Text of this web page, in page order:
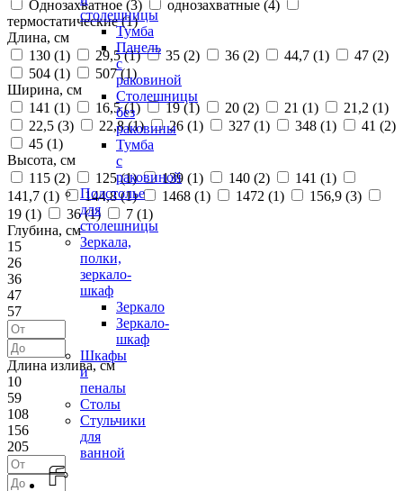
столешницы
Тумба
Панель
с
раковиной
Столешницы
без
раковины
Тумба
с
раковиной
Подстолье
для
столешницы
Зеркала,
полки,
зеркало-
шкаф
Зеркало
Зеркало-
шкаф
Шкафы
и
пеналы
Столы
Стульчики
для
ванной
Однозахватное (3) однозахватные (4)
термостатические (1)
Длина, см
130 (1) 29,5 (1) 35 (2) 36 (2) 44,7 (1) 47 (2)
504 (1) 507 (1)
Ширина, см
141 (1) 16,5 (1) 19 (1) 20 (2) 21 (1) 21,2 (1)
22,5 (3) 22,8 (1) 26 (1) 327 (1) 348 (1) 41 (2)
45 (1)
Высота, см
115 (2) 125 (1) 139 (1) 140 (2) 141 (1)
141,7 (1) 144,8 (1) 1468 (1) 1472 (1) 156,9 (3)
19 (1) 36 (1) 7 (1)
Глубина, см
15
26
36
47
57
Длина излива, см
10
59
108
156
205